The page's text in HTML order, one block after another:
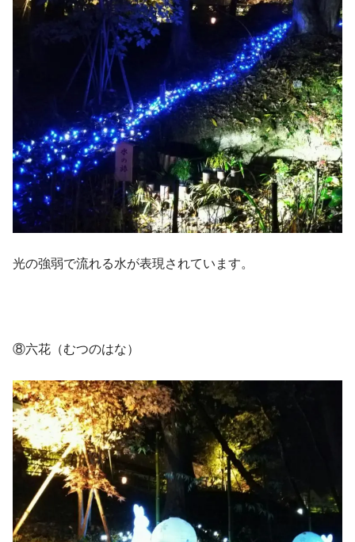
光の強弱で流れる水が表現されています。
⑧六花（むつのはな）